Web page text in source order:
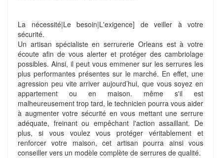
La nécessité|Le besoin|L'exigence] de veiller à votre
sécurité.
Un artisan spécialiste en serrurerie Orleans est à votre
écoute afin de vous alerter et protéger des cambriolage
possibles. Ainsi, il peut vous emmener sur les serrures les
plus performantes présentes sur le marché. En effet, une
agression peu vite arriver aujourd’hui, que vous soyez en
appartement ou en maison. même s'il est
malheureusement trop tard, le technicien pourra vous aider
à augmenter votre sécurité en vous mettant une serrure
adéquate, freinant ou empêchant l'action assaillant. De
plus, si vous voulez vous protéger véritablement et
renforcer votre maison, cet artisan pourra ainsi vous
conseiller vers un modèle complète de serrures de qualité.